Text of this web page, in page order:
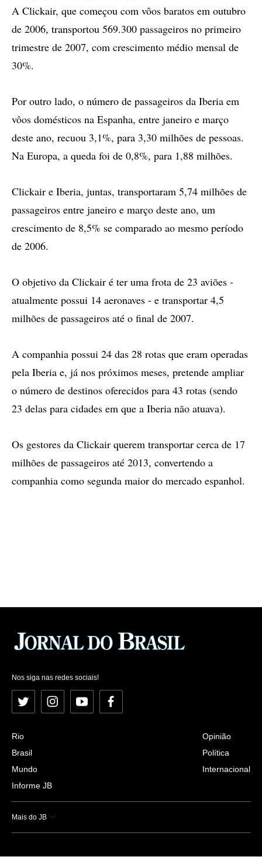
A Clickair, que começou com vôos baratos em outubro
de 2006, transportou 569.300 passageiros no primeiro
trimestre de 2007, com crescimento médio mensal de
30%.
Por outro lado, o número de passageiros da Iberia em
vôos domésticos na Espanha, entre janeiro e março
deste ano, recuou 3,1%, para 3,30 milhões de pessoas.
Na Europa, a queda foi de 0,8%, para 1,88 milhões.
Clickair e Iberia, juntas, transportaram 5,74 milhões de
passageiros entre janeiro e março deste ano, um
crescimento de 8,5% se comparado ao mesmo período
de 2006.
O objetivo da Clickair é ter uma frota de 23 aviões -
atualmente possui 14 aeronaves - e transportar 4,5
milhões de passageiros até o final de 2007.
A companhia possui 24 das 28 rotas que eram operadas
pela Iberia e, já nos próximos meses, pretende ampliar
o número de destinos oferecidos para 43 rotas (sendo
23 delas para cidades em que a Iberia não atuava).
Os gestores da Clickair querem transportar cerca de 17
milhões de passageiros até 2013, convertendo a
companhia como segunda maior do mercado espanhol.
Nos siga nas redes sociais!
Twitter InstagramYouTubeFacebook
Rio
Brasil
Mundo
Informe JB
Opinião
Política
Internacional
Mais do JB
Esportes